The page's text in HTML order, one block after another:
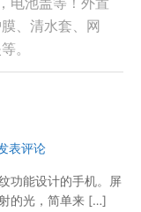
、清水套、网
。
表评论
功能设计的手机。屏
的光，简单来 […]